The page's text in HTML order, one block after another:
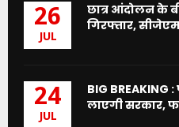
26
JUL
छात्र आंदोलन के
गिरफ्तार,
24
JUL
BIG
लाएगी सरकार,